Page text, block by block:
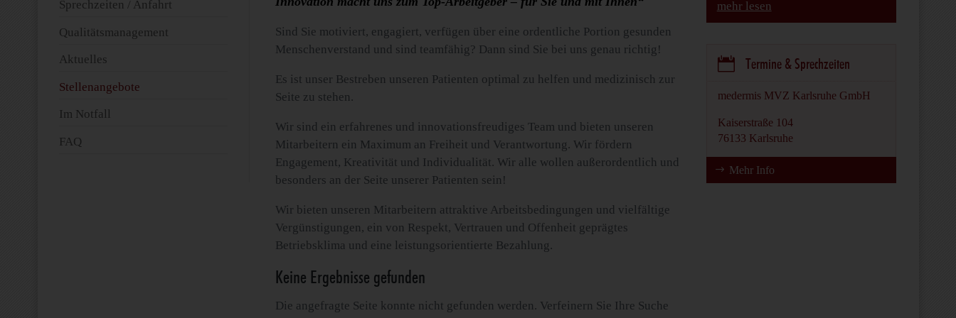
Sprechzeiten / Anfahrt
Qualitätsmanagement
Aktuelles
Stellenangebote
Im Notfall
FAQ
Sind Sie motiviert, engagiert, verfügen über eine ordentliche Portion gesunden
Menschenverstand und sind teamfähig? Dann sind Sie bei uns genau richtig!
Es ist unser Bestreben unseren Patienten optimal zu helfen und medizinisch zur
Seite zu stehen.
Wir sind ein erfahrenes und innovationsfreudiges Team und bieten unseren
Mitarbeitern ein Maximum an Freiheit und Verantwortung. Wir fördern
Engagement, Kreativität und Individualität. Wir alle wollen außerordentlich und
besonders an der Seite unserer Patienten sein!
Wir bieten unseren Mitarbeitern attraktive Arbeitsbedingungen und vielfältige
Vergünstigungen, ein von Respekt, Vertrauen und Offenheit geprägtes
Betriebsklima und eine leistungsorientierte Bezahlung.
Keine Ergebnisse gefunden
Die angefragte Seite konnte nicht gefunden werden. Verfeinern Sie Ihre Suche
mehr lesen
 Termine & Sprechzeiten
medermis MVZ Karlsruhe GmbH
Kaiserstraße 104
76133 Karlsruhe
Mehr Info